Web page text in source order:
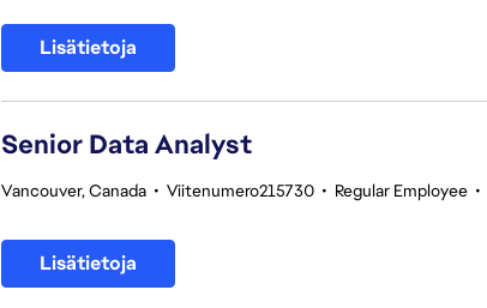
Lisätietoja
Senior Data Analyst
Vancouver, Canada • Viitenumero215730 • Regular Employee •
Lisätietoja